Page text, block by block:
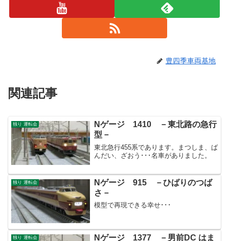
豊四季車両基地
関連記事
独り 運転会
Nゲージ 1410 －東北路の急行
型－
東北急行455系であります。まつしま、ば
んだい、ざおう･･･名車がありました。
独り 運転会
Nゲージ 915 －ひばりのつば
さ－
模型で再現できる幸せ･･･
独り 運転会 Nゲージ 1377 －男前DC はま